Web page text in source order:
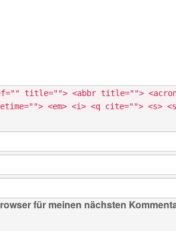
title=""> <abbr title="">
<em> <i> <q cite=""> <s>
für meinen nächsten